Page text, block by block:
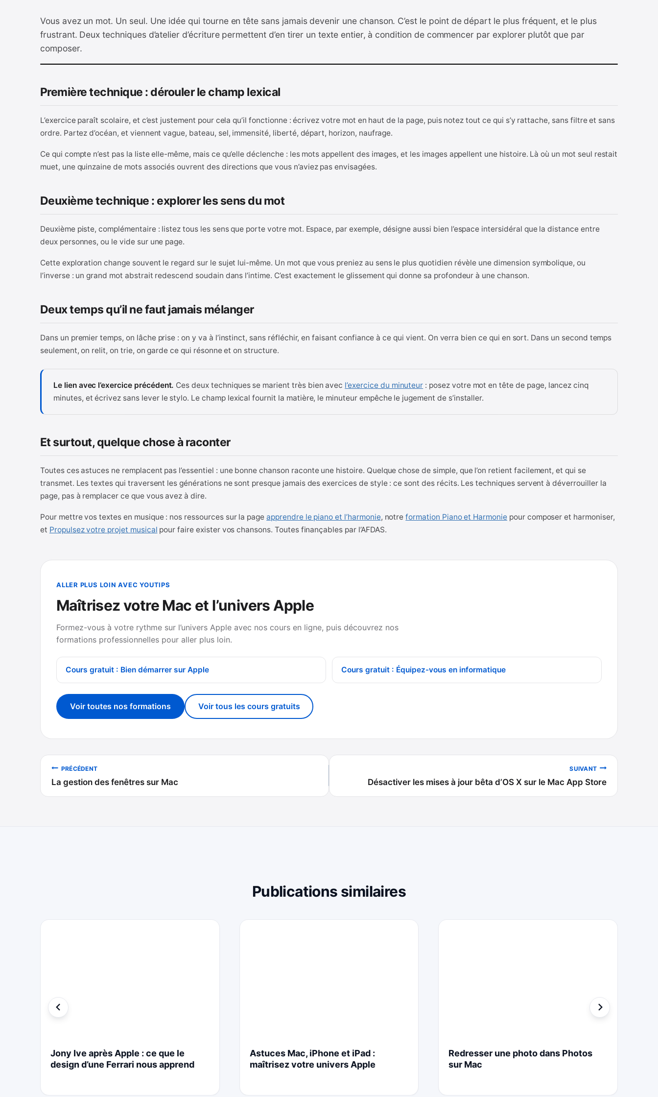
Vous avez un mot. Un seul. Une idée qui tourne en tête sans jamais devenir une chanson. C’est le point de départ le plus fréquent, et le plus
frustrant. Deux techniques d’atelier d’écriture permettent d’en tirer un texte entier, à condition de commencer par explorer plutôt que par
composer.
Première technique : dérouler le champ lexical
L’exercice paraît scolaire, et c’est justement pour cela qu’il fonctionne : écrivez votre mot en haut de la page, puis notez tout ce qui s’y rattache, sans filtre et sans
ordre. Partez d’océan, et viennent vague, bateau, sel, immensité, liberté, départ, horizon, naufrage.
Ce qui compte n’est pas la liste elle-même, mais ce qu’elle déclenche : les mots appellent des images, et les images appellent une histoire. Là où un mot seul restait
muet, une quinzaine de mots associés ouvrent des directions que vous n’aviez pas envisagées.
Deuxième technique : explorer les sens du mot
Deuxième piste, complémentaire : listez tous les sens que porte votre mot. Espace, par exemple, désigne aussi bien l’espace intersidéral que la distance entre
deux personnes, ou le vide sur une page.
Cette exploration change souvent le regard sur le sujet lui-même. Un mot que vous preniez au sens le plus quotidien révèle une dimension symbolique, ou
l’inverse : un grand mot abstrait redescend soudain dans l’intime. C’est exactement le glissement qui donne sa profondeur à une chanson.
Deux temps qu’il ne faut jamais mélanger
Dans un premier temps, on lâche prise : on y va à l’instinct, sans réfléchir, en faisant confiance à ce qui vient. On verra bien ce qui en sort. Dans un second temps
seulement, on relit, on trie, on garde ce qui résonne et on structure.
Le lien avec l’exercice précédent. Ces deux techniques se marient très bien avec l’exercice du minuteur : posez votre mot en tête de page, lancez cinq
minutes, et écrivez sans lever le stylo. Le champ lexical fournit la matière, le minuteur empêche le jugement de s’installer.
Et surtout, quelque chose à raconter
Toutes ces astuces ne remplacent pas l’essentiel : une bonne chanson raconte une histoire. Quelque chose de simple, que l’on retient facilement, et qui se
transmet. Les textes qui traversent les générations ne sont presque jamais des exercices de style : ce sont des récits. Les techniques servent à déverrouiller la
page, pas à remplacer ce que vous avez à dire.
Pour mettre vos textes en musique : nos ressources sur la pageapprendre le piano et l’harmonie, notreformation Piano et Harmoniepour composer et harmoniser,
et Propulsez votre projet musical pour faire exister vos chansons. Toutes finançables par l’AFDAS.
ALLER PLUS LOIN AVEC YOUTIPS
Maîtrisez votre Mac et l’univers Apple
Formez-vous à votre rythme sur l’univers Apple avec nos cours en ligne, puis découvrez nos
formations professionnelles pour aller plus loin.
Cours gratuit : Bien démarrer sur Apple Cours gratuit : Équipez-vous en informatique
Voir toutes nos formations Voir tous les cours gratuits
Navigation
de
PRÉCÉDENT
La gestion des fenêtres sur Mac
SUIVANT
Désactiver les mises à jour bêta d’OS X sur le Mac App Store
Publications similaires
Jony Ive après Apple : ce que le
design d’une Ferrari nous apprend
Astuces Mac, iPhone et iPad :
maîtrisez votre univers Apple
Redresser une photo dans Photos
sur Mac